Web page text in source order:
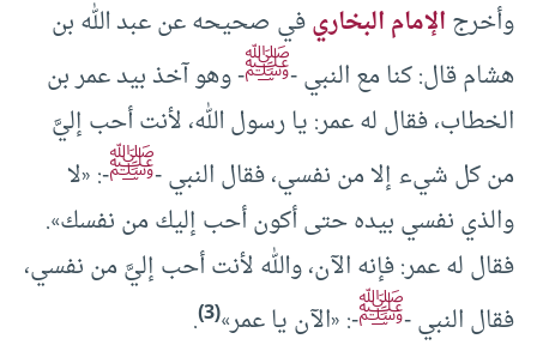
وأخرجالإمام البخاريفي صحيحه عن عبد الله بن
هشام قال: كنا مع النبي -ﷺ- وهو آخذ بيد عمر بن
الخطاب، فقال له عمر: يا رسول الله، لأنت أحب إليَّ
من كل شيء إلا من نفسي، فقال النبي -ﷺ-: «لا
والذي نفسي بيده حتى أكون أحب إليك من نفسك».
فقال له عمر: فإنه الآن، والله لأنت أحب إليَّ من نفسي،
فقال النبي -ﷺ-: «الآن يا عمر»(3)
.